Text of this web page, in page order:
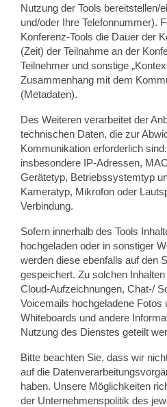
Nutzung der Tools bereitstellen/
und/oder Ihre Telefonnummer).
Konferenz-Tools die Dauer der
(Zeit) der Teilnahme an der
Teilnehmer und sonstige
Zusammenhang mit dem
(Metadaten).
Des Weiteren verarbeitet der
technischen Daten, die zur
Kommunikation erforderlich
insbesondere IP-Adressen,
Gerätetyp, Betriebssystemtyp
Kameratyp, Mikrofon oder
Verbindung.
Sofern innerhalb des Tools
hochgeladen oder in sonstiger
werden diese ebenfalls auf den
gespeichert. Zu solchen
Cloud-Aufzeichnungen, Chat-/
Voicemails hochgeladene Fotos
Whiteboards und andere
Nutzung des Dienstes geteilt
Bitte beachten Sie, dass wir
auf die
haben. Unsere Möglichkeiten
der Unternehmenspolitik des